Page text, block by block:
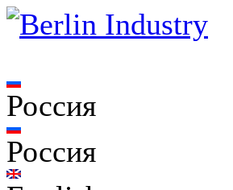
Россия
Россия